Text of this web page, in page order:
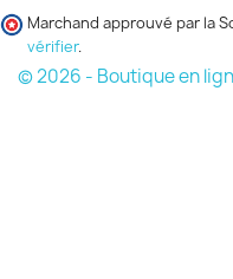
Marchand approuvé par la
vérifier.
© 2026 - Boutique en